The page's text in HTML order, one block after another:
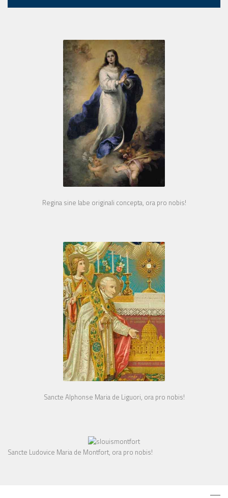
Regina sine labe originali concepta, ora pro nobis!
Sancte Alphonse Maria de Liguori, ora pro nobis!
Sancte Ludovice Maria de Montfort, ora pro nobis!